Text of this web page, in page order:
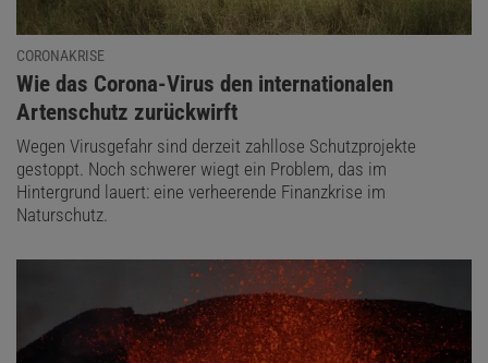
CORONAKRISE
:
Wie das Corona-Virus den internationalen
Artenschutz zurückwirft
Wegen Virusgefahr sind derzeit zahllose Schutzprojekte
gestoppt. Noch schwerer wiegt ein Problem, das im
Hintergrund lauert: eine verheerende Finanzkrise im
Naturschutz.